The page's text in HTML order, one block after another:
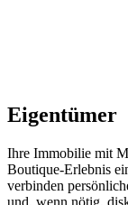
Eigentümer
Ihre Immobilie mit
Boutique-Erlebnis
verbinden
und, wenn nötig,